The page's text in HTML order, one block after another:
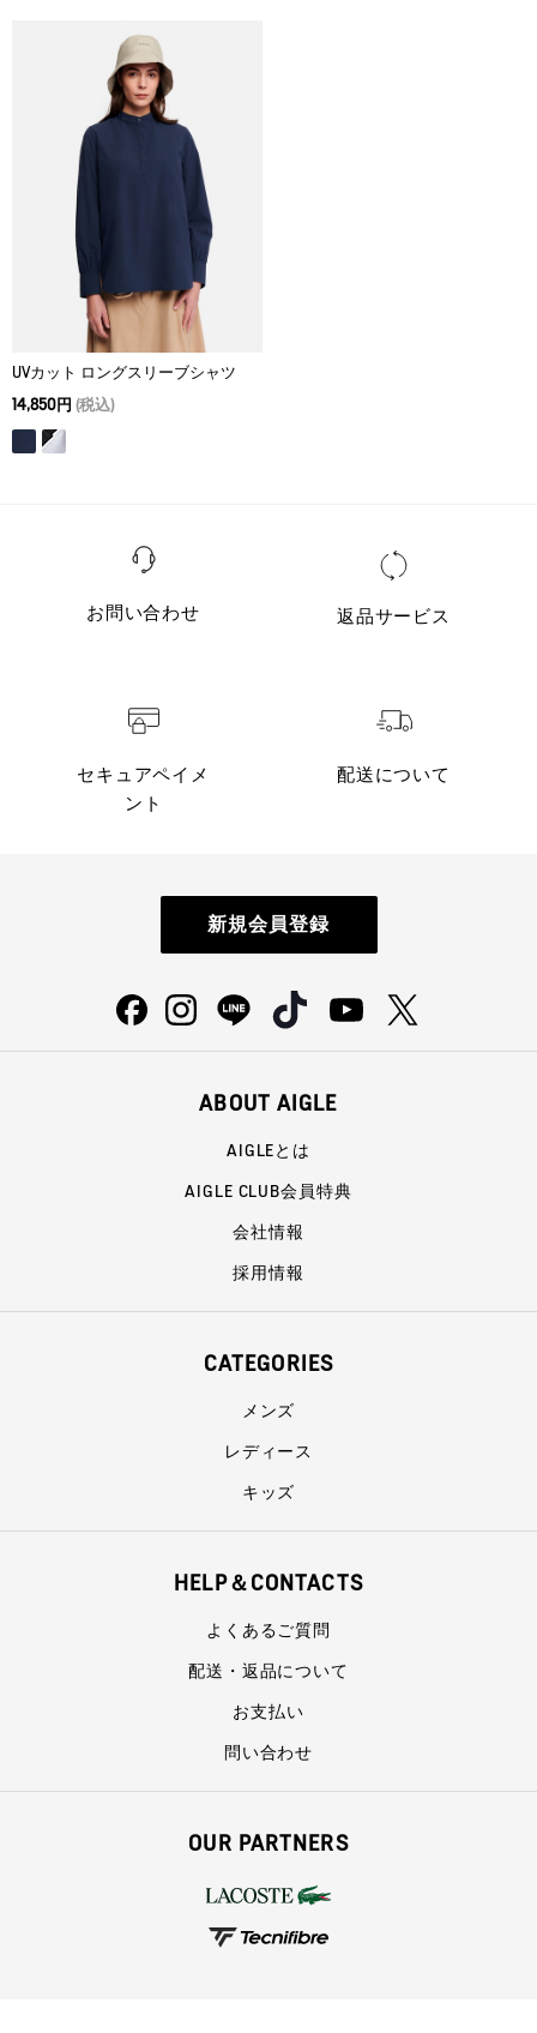
UVカット ロングスリーブシャツ
14,850円 (税込)
お問い合わせ 返品サービス
セキュアペイメ
ント
配送について
新規会員登録
ABOUT AIGLE
AIGLEとは
AIGLE CLUB会員特典
会社情報
採用情報
CATEGORIES
メンズ
レディース
キッズ
HELP＆CONTACTS
よくあるご質問
配送・返品について
お支払い
問い合わせ
OUR PARTNERS